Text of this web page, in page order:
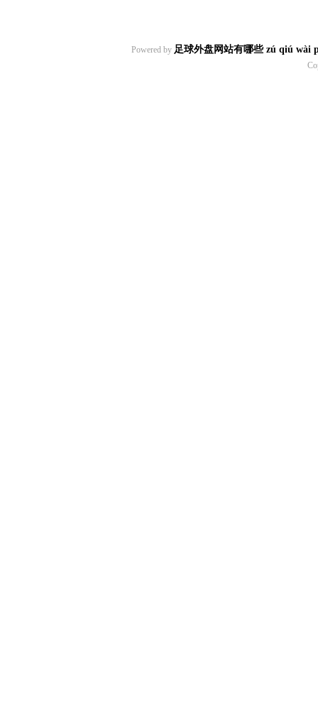
Powered by 足球外盘网站有哪些 zú qiú wài